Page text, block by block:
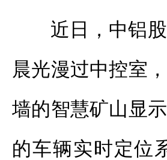
近日，中铝
晨光漫过中控室
墙的智慧矿山显
的车辆实时定位